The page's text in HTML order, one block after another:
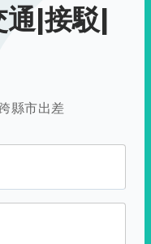
|接駁|
縣市出差